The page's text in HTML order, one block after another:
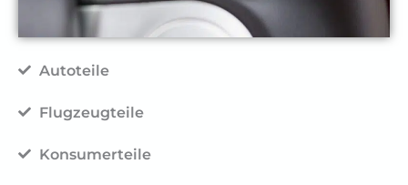
Autoteile
Flugzeugteile
Konsumerteile